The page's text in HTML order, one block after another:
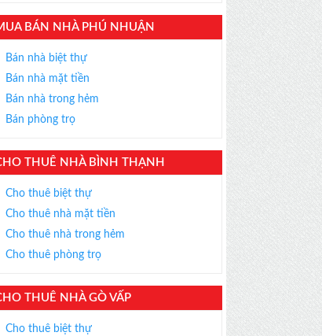
×
BÁN NHÀ PHÚ NHUẬN
Bán nhà biệt thự
Bán nhà mặt tiền
Bán nhà trong hẻm
Bán phòng trọ
THUÊ NHÀ BÌNH THẠNH
Cho thuê biệt thự
Cho thuê nhà mặt tiền
Cho thuê nhà trong hẻm
Cho thuê phòng trọ
THUÊ NHÀ GÒ VẤP
Cho thuê biệt thự